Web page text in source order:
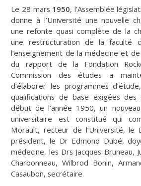
Le 28 mars 1950, l’Assemblée
donne à l’Université une nouvelle
une refonte quasi complète de la
une restructuration de la faculté
l’enseignement de la médecine et
du rapport de la Fondation
Commission des études a
d’élaborer les programmes
qualifications de base exigées des
début de l’année 1950, un
universitaire est constitué qui
Morault, recteur de l’Université, le
président, le Dr Edmond Dubé,
médecine, les Drs Jacques Bruneau,
Charbonneau, Wilbrod Bonin,
Casaubon, secrétaire.